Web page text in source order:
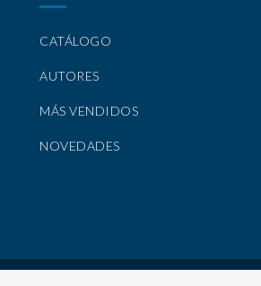
CATÁLOGO
AUTORES
MÁS VENDIDOS
NOVEDADES